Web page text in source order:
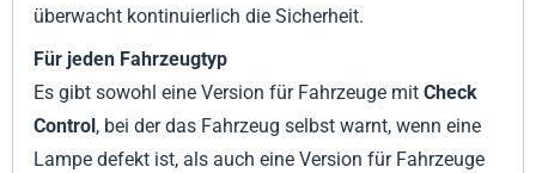
überwacht kontinuierlich die Sicherheit.
Für jeden Fahrzeugtyp
Es gibt sowohl eine Version für Fahrzeuge mitCheck
Control , bei der das Fahrzeug selbst warnt, wenn eine
Lampe defekt ist, als auch eine Version für Fahrzeuge